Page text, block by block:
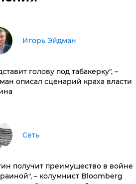
Игорь Эйдман
голову под табакерку", –
описал сценарий краха власти
Сеть
получит преимущество в войне
– колумнист Bloomberg